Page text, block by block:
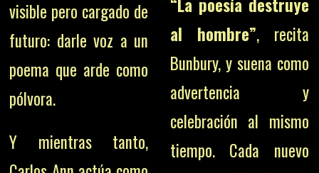
visible pero cargado de
futuro: darle voz a un
poema que arde como
pólvora.
Y mientras tanto,
“La poesía destruye
al hombre”, recita
Bunbury, y suena como
advertencia y
celebración al mismo
tiempo. Cada nuevo